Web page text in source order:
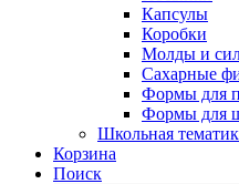
Капсулы
Коробки
Молды и
Сахарные
Формы для
Формы для
Школьная
Корзина
Поиск